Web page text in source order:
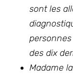
sont les
des dix
Madame